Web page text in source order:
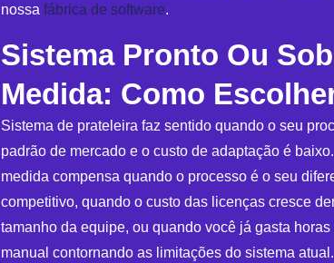
nossa fábrica de software.
Sistema Pronto Ou Sob
Medida: Como
Sistema de prateleira faz sentido quando o seu
padrão de mercado e o custo de adaptação é
medida compensa quando o processo é o seu
competitivo, quando o custo das licenças cresce
tamanho da equipe, ou quando você já gasta
manual contornando as limitações do sistema